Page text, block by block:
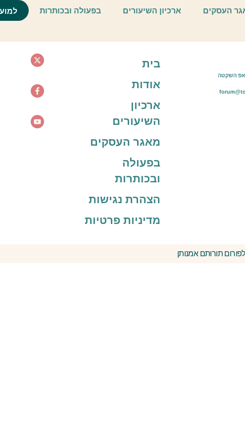
העסקים ארכיון השיעורים בפעולה ובכותרות
אימון וטיפול, שיעורים
השקטה
בית
אודות
ארכיון
השיעורים
מאגר העסקים
בפעולה
ובכותרות
הצהרת נגישות
מדיניות פרטיות